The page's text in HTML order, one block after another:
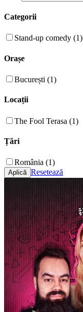
Categorii
Stand-up comedy (1)
Orașe
București (1)
Locații
The Fool Terasa (1)
Țări
România (1)
Resetează